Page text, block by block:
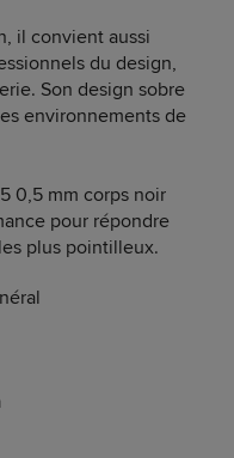
il convient aussi
du design,
Son design sobre
environnements de
0,5 mm corps noir
pour répondre
plus pointilleux.